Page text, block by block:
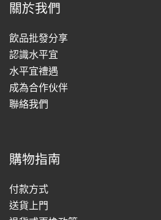
關於我們
飲品批發分享
認識水平宜
水平宜禮遇
成為合作伙伴
聯絡我們
購物指南
付款方式
送貨上門